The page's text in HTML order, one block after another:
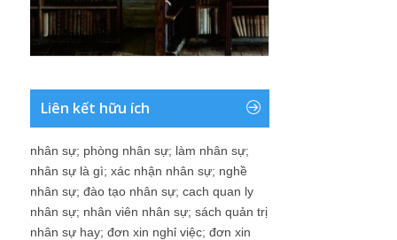
Liên kết hữu ích
nhân sự; phòng nhân sự; làm nhân sự;
nhân sự là gì; xác nhận nhân sự; nghề
nhân sự; đào tạo nhân sự; cach quan ly
nhân sự; nhân viên nhân sự; sách quản trị
nhân sự hay; đơn xin nghỉ việc; đơn xin